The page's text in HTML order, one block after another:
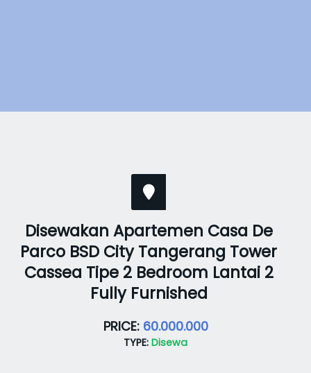
Disewakan Apartemen Casa De
Parco BSD City Tangerang Tower
Cassea Tipe 2 Bedroom Lantai 2
Fully Furnished
PRICE:60.000.000
TYPE: Disewa